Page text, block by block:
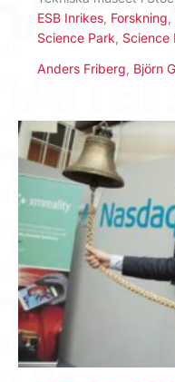
ESB Inrikes, Forskning,
Science Park, Science
Anders Friberg Björn